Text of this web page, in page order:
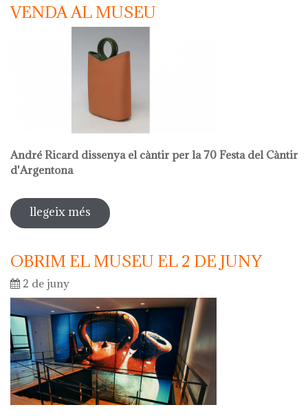
VENDA AL MUSEU
André Ricard dissenya el càntir per la 70 Festa del Càntir
d'Argentona
llegeix més sobre venda al museu
OBRIM EL MUSEU EL 2 DE JUNY
2 de juny